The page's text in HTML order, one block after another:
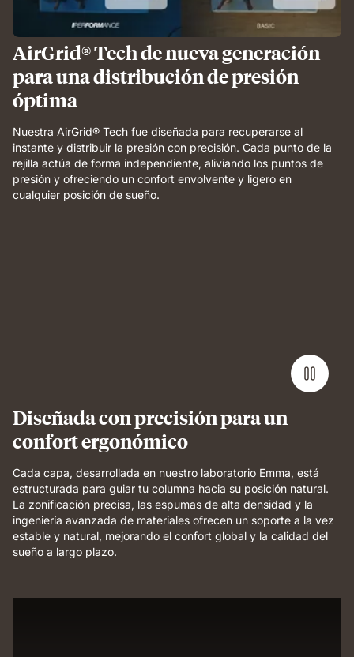
AirGrid® Tech de nueva generación
para una distribución de presión
óptima
Nuestra AirGrid® Tech fue diseñada para recuperarse al
instante y distribuir la presión con precisión. Cada punto de la
rejilla actúa de forma independiente, aliviando los puntos de
presión y ofreciendo un confort envolvente y ligero en
cualquier posición de sueño.
support.
Diseñada con precisión para un
confort ergonómico
Cada capa, desarrollada en nuestro laboratorio Emma, está
estructurada para guiar tu columna hacia su posición natural.
La zonificación precisa, las espumas de alta densidad y la
ingeniería avanzada de materiales ofrecen un soporte a la vez
estable y natural, mejorando el confort global y la calidad del
sueño a largo plazo.